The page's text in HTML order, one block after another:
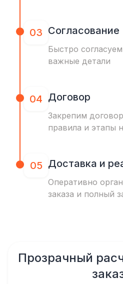
03 Согласование
Быстро
важные детали
04 Договор
Закрепим
правила и этапы
05 Доставка и
Оперативно
заказа и полный
Прозрачный